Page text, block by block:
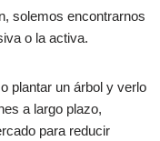
solemos encontrarnos
o la activa.
plantar un árbol y verlo
a largo plazo,
para reducir